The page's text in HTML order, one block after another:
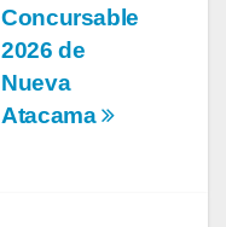
Concursable
2026 de
Nueva
Atacama